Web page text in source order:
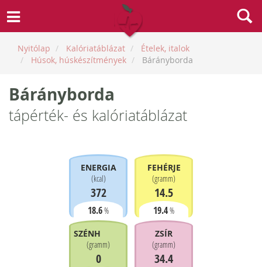
Nyitólap Kalóriatáblázat
Ételek, italok
Húsok, húskészítmények
Bárányborda
Bárányborda
tápérték- és kalóriatáblázat
ENERGIA
(kcal)
372
18.6%
FEHÉRJE
(gramm)
14.5
19.4%
SZÉNHIDRÁT
(gramm)
0
ZSÍR
(gramm)
34.4